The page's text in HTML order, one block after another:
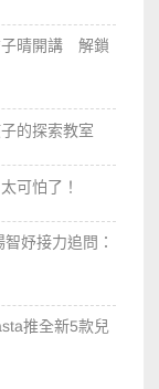
子晴開講 解鎖
的探索教室
可怕了！
妤接力追問：
推全新5款兒